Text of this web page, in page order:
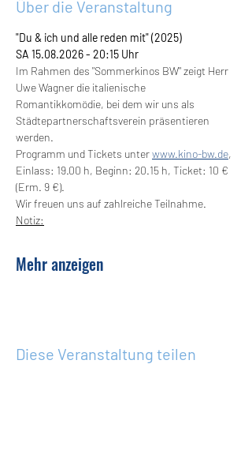
Über die Veranstaltung
"Du & ich und alle reden mit" (2025)
SA 15.08.2026 - 20:15 Uhr
Im Rahmen des "Sommerkinos BW" zeigt Herr
Uwe Wagner die italienische
Romantikkomödie, bei dem wir uns als
Städtepartnerschaftsverein präsentieren
werden.
Programm und Tickets unter www.kino-bw.de,
Einlass: 19.00 h, Beginn: 20.15 h, Ticket: 10 €
(Erm. 9 €).
Wir freuen uns auf zahlreiche Teilnahme.
Notiz:
Mehr anzeigen
Diese Veranstaltung teilen